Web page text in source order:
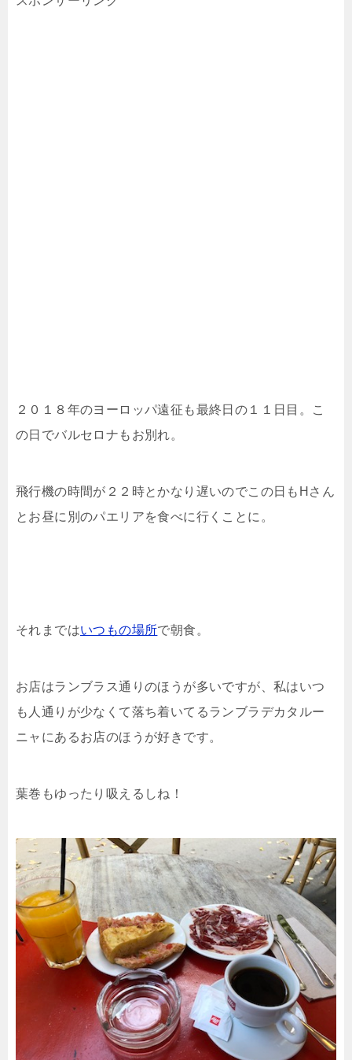
２０１８年のヨーロッパ遠征も最終日の１１日目。こ
の日でバルセロナもお別れ。
飛行機の時間が２２時とかなり遅いのでこの日もHさん
とお昼に別のパエリアを食べに行くことに。
それまではいつもの場所で朝食。
お店はランブラス通りのほうが多いですが、私はいつ
も人通りが少なくて落ち着いてるランブラデカタルー
ニャにあるお店のほうが好きです。
葉巻もゆったり吸えるしね！